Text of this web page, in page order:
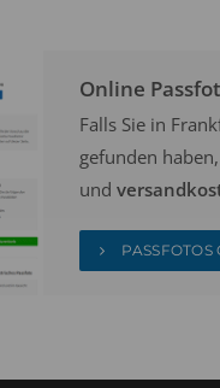
Online
Falls Sie in
gefunden
und